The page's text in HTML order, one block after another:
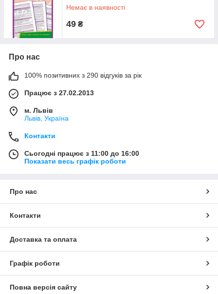
Немає в наявності
49 ₴
Про нас
100% позитивних з 290 відгуків за рік
Працює з 27.02.2013
м. Львів
Львів, Україна
Контакти
Сьогодні працює з 11:00 до 16:00
Показати весь графік роботи
Про нас
Контакти
Доставка та оплата
Графік роботи
Повна версія сайту